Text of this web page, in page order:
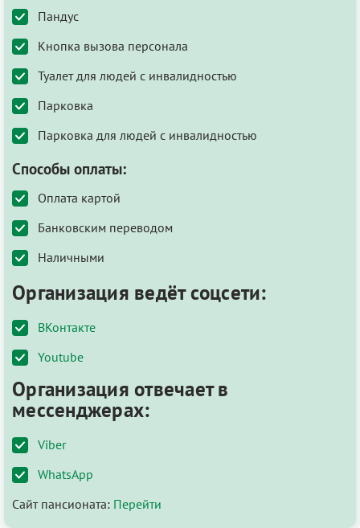
Пандус
Кнопка вызова персонала
Туалет для людей с инвалидностью
Парковка
Парковка для людей с инвалидностью
Способы оплаты:
Оплата картой
Банковским переводом
Наличными
Организация ведёт соцсети:
ВКонтакте
Youtube
Организация отвечает в
мессенджерах:
Viber
WhatsApp
Сайт пансионата: Перейти